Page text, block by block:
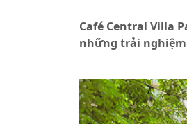
Café Central Villa
những trải